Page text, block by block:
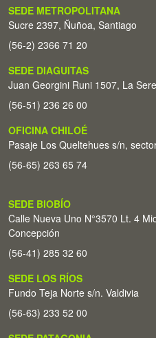
SEDE METROPOLITANA
Sucre 2397, Ñuñoa, Santiago
(56-2) 2366 71 20
SEDE DIAGUITAS
Juan Georgini Runi 1507, La
(56-51) 236 26 00
OFICINA CHILOÉ
Pasaje Los Queltehues s/n,
(56-65) 263 65 74
SEDE BIOBÍO
Calle Nueva Uno N°3570 Lt. 4
Concepción
(56-41) 285 32 60
SEDE LOS RÍOS
Fundo Teja Norte s/n. Valdivia
(56-63) 233 52 00